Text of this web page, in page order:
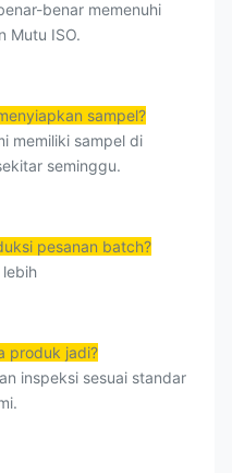
benar memenuhi
Mutu ISO.
sampel?
memiliki sampel di
seminggu.
pesanan batch?
produk jadi?
inspeksi sesuai standar